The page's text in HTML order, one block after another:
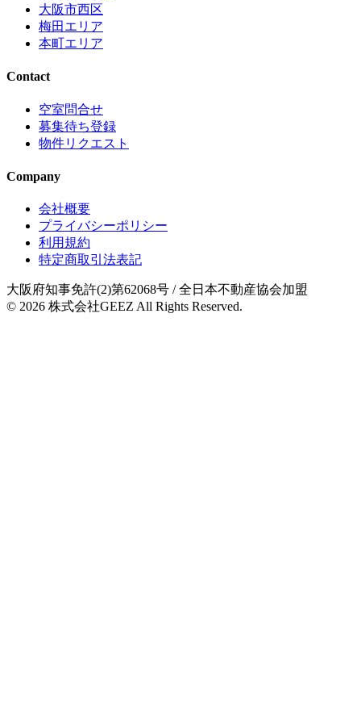
大阪市西区
梅田エリア
本町エリア
Contact
空室問合せ
募集待ち登録
物件リクエスト
Company
会社概要
プライバシーポリシー
利用規約
特定商取引法表記
大阪府知事免許(2)第62068号 / 全日本不動産協会加盟
© 2026 株式会社GEEZ All Rights Reserved.